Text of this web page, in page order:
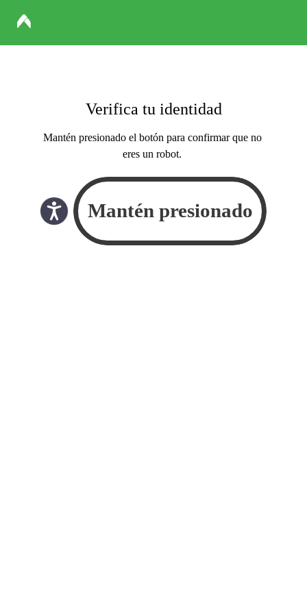
Verifica tu identidad
Mantén presionado el botón para confirmar que no
eres un robot.